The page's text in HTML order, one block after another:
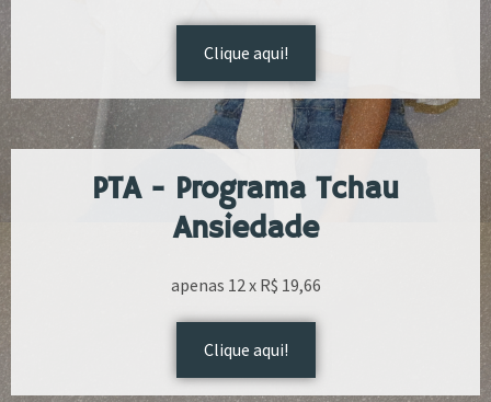
Clique aqui!
PTA - Programa Tchau
Ansiedade
apenas 12 x R$ 19,66
Clique aqui!